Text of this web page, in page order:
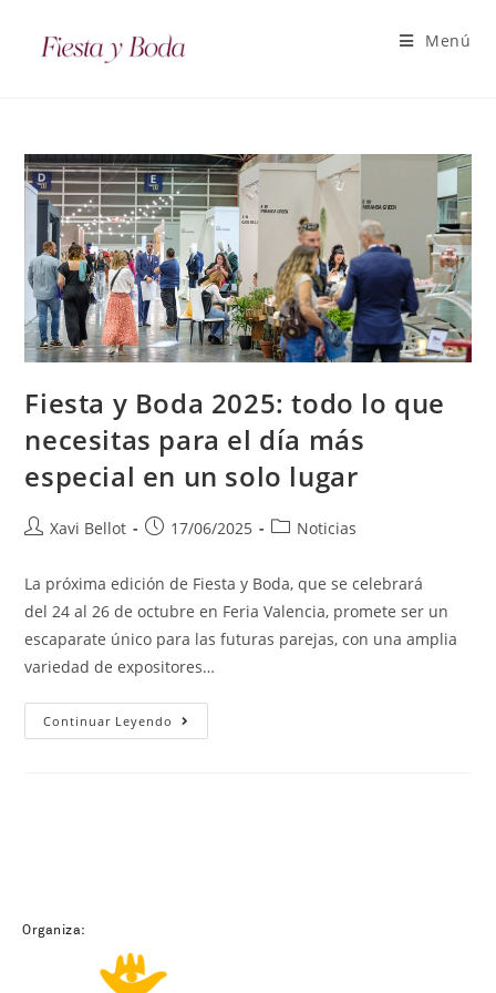
Menú
Fiesta y Boda 2025: todo lo que
necesitas para el día más
especial en un solo lugar
Xavi Bellot 17/06/2025 Noticias
La próxima edición de Fiesta y Boda, que se celebrará
del 24 al 26 de octubre en Feria Valencia, promete ser un
escaparate único para las futuras parejas, con una amplia
variedad de expositores…
Continuar Leyendo
Organiza: